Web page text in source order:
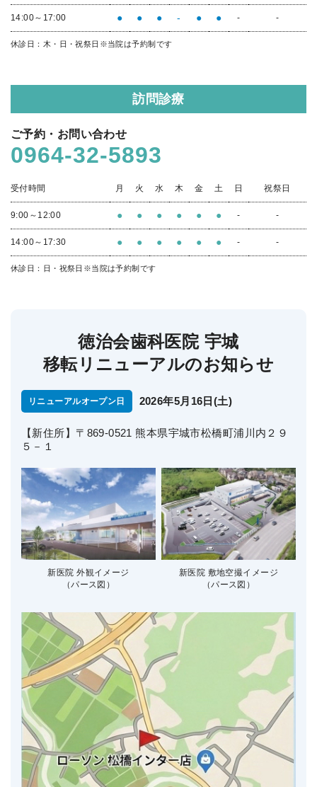
14:00～17:00 ● ● ● - ● ● - -
休診日：木・日・祝祭日 ※当院は予約制です
訪問診療
ご予約・お問い合わせ
0964-32-5893
受付時間 月 火 水 木 金 土 日 祝祭日
9:00～12:00 ● ● ● ● ● ● - -
14:00～17:30 ● ● ● ● ● ● - -
休診日：日・祝祭日 ※当院は予約制です
徳治会歯科医院 宇城
移転リニューアルのお知らせ
リニューアルオープン日 2026年5月16日(土)
【新住所】〒869-0521 熊本県宇城市松橋町浦川内２９
５－１
新医院 外観イメージ
（パース図）
新医院 敷地空撮イメージ
（パース図）